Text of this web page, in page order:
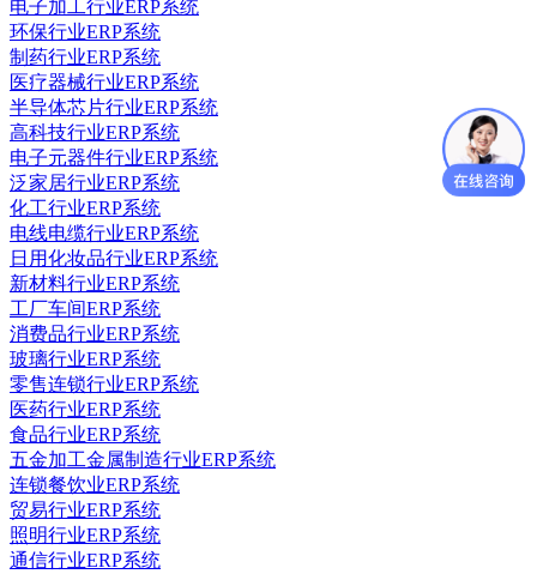
电子加工行业ERP系统
环保行业ERP系统
制药行业ERP系统
医疗器械行业ERP系统
半导体芯片行业ERP系统
高科技行业ERP系统
电子元器件行业ERP系统
泛家居行业ERP系统
化工行业ERP系统
电线电缆行业ERP系统
日用化妆品行业ERP系统
新材料行业ERP系统
工厂车间ERP系统
消费品行业ERP系统
玻璃行业ERP系统
零售连锁行业ERP系统
医药行业ERP系统
食品行业ERP系统
五金加工金属制造行业ERP系统
连锁餐饮业ERP系统
贸易行业ERP系统
照明行业ERP系统
通信行业ERP系统